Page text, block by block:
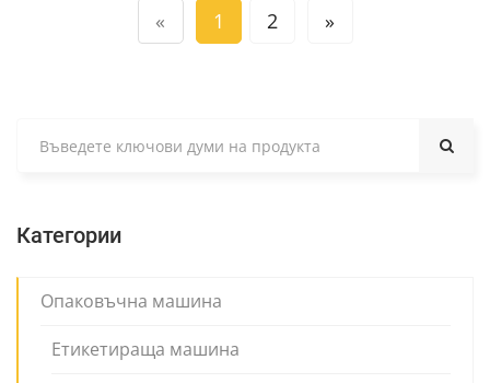
« 1 2 »
Категории
Опаковъчна машина
Етикетираща машина